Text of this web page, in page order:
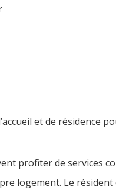
et de résidence
profiter de services
logement. Le résident